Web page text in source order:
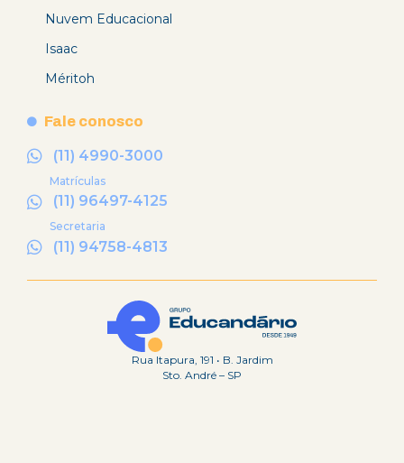
Nuvem Educacional
Isaac
Méritoh
Fale conosco
(11) 4990-3000
Matrículas
(11) 96497-4125
Secretaria
(11) 94758-4813
Rua Itapura, 191 • B. Jardim
Sto. André – SP